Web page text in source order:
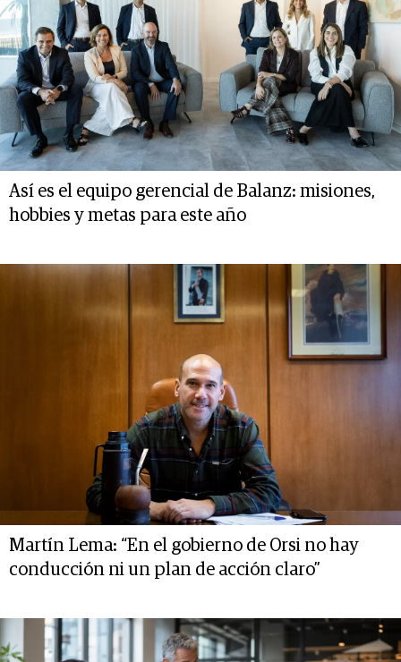
Así es el equipo gerencial de Balanz: misiones,
hobbies y metas para este año
Martín Lema: “En el gobierno de Orsi no hay
conducción ni un plan de acción claro”